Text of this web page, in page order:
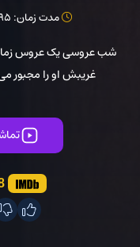
مدت زمان: 95 دقیقه
شب عروسی یک عروس
غریبش او را مجبور